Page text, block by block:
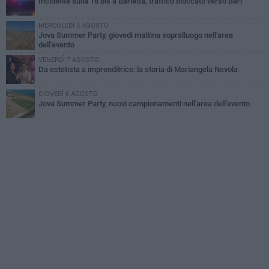
MERCOLEDÌ 5 AGOSTO
Jova Summer Party, giovedì mattina sopralluogo nell'area
dell'evento
VENERDÌ 7 AGOSTO
Da estetista a imprenditrice: la storia di Mariangela Nevola
GIOVEDÌ 6 AGOSTO
Jova Summer Party, nuovi campionamenti nell'area dell'evento